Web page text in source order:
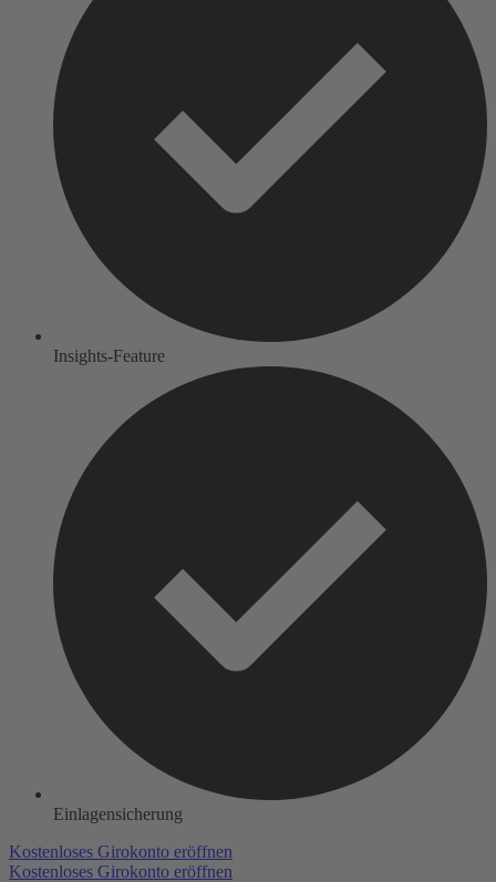
Insights-Feature
Einlagensicherung
Kostenloses Girokonto eröffnen
Kostenloses Girokonto eröffnen